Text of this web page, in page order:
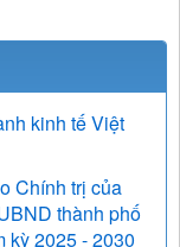
kinh tế Việt
Chính trị của
thành phố
kỳ 2025 - 2030